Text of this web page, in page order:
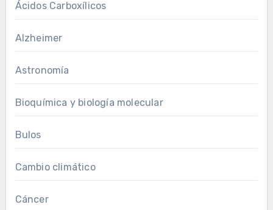
Ácidos Carboxílicos
Alzheimer
Astronomía
Bioquímica y biología molecular
Bulos
Cambio climático
Cáncer